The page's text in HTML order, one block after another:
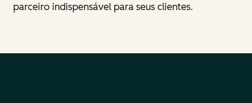
parceiro indispensável para seus clientes.